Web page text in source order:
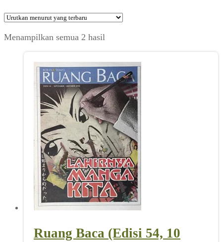
Menampilkan semua 2 hasil
yang
terbaru
Ruang Baca (Edisi 54, 10